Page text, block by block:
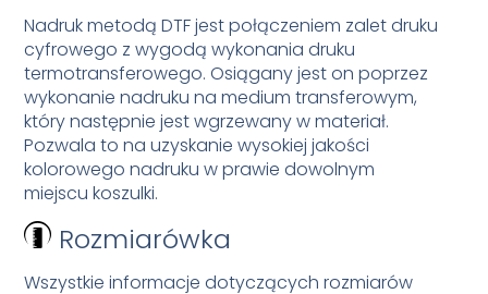
Nadruk metodą DTF jest połączeniem zalet druku
cyfrowego z wygodą wykonania druku
termotransferowego. Osiągany jest on poprzez
wykonanie nadruku na medium transferowym,
który następnie jest wgrzewany w materiał.
Pozwala to na uzyskanie wysokiej jakości
kolorowego nadruku w prawie dowolnym
miejscu koszulki.
Rozmiarówka
Wszystkie informacje dotyczących rozmiarów